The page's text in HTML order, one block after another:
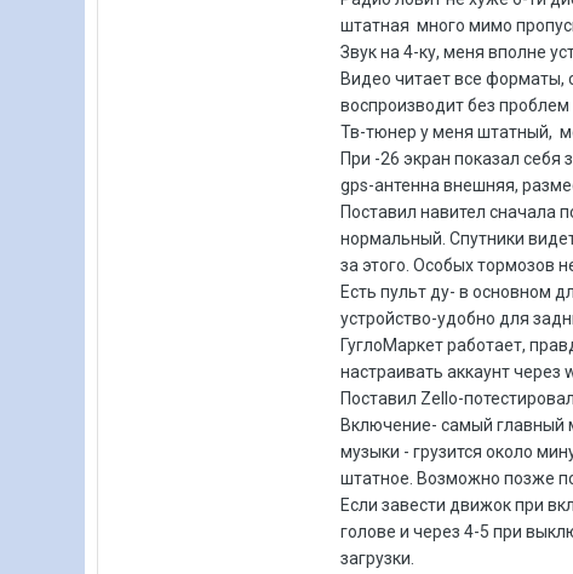
штатная много мимо
Звук на 4-ку, меня вполне
Видео читает все форматы,
воспроизводит без
Тв-тюнер у меня штатный,
При -26 экран показал себя
gps-антенна внешняя,
Поставил навител сначала
нормальный. Спутники
за этого. Особых тормозов
Есть пульт ду- в основном
устройство-удобно для
ГуглоМаркет работает,
настраивать аккаунт через
Поставил Zello-
Включение- самый главный
музыки - грузится около
штатное. Возможно позже
Если завести движок при
голове и через 4-5 при
загрузки.